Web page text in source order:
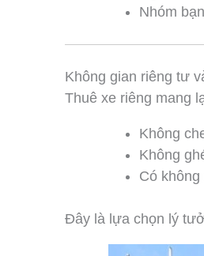
Nhóm
Không gian riêng tư
Thuê xe riêng mang
Không
Không
Có
Đây là lựa chọn lý